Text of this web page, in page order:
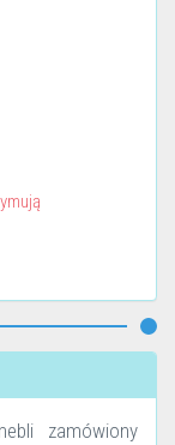
zamówiony